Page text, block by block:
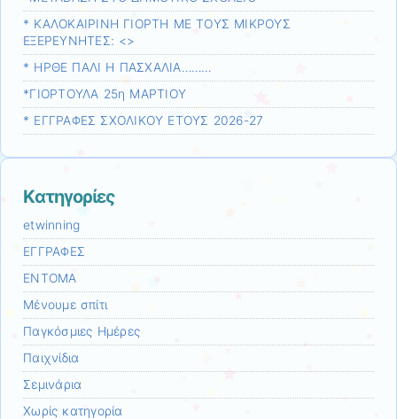
* ΚΑΛΟΚΑΙΡΙΝΗ ΓΙΟΡΤΗ ΜΕ ΤΟΥΣ ΜΙΚΡΟΥΣ
ΕΞΕΡΕΥΝΗΤΕΣ: <>
* ΗΡΘΕ ΠΑΛΙ Η ΠΑΣΧΑΛΙΑ………
*ΓΙΟΡΤΟΥΛΑ 25η ΜΑΡΤΙΟΥ
* ΕΓΓΡΑΦΕΣ ΣΧΟΛΙΚΟΥ ΕΤΟΥΣ 2026-27
Kατηγορίες
etwinning
ΕΓΓΡΑΦΕΣ
ΕΝΤΟΜΑ
Μένουμε σπίτι
Παγκόσμιες Ημέρες
Παιχνίδια
Σεμινάρια
Χωρίς κατηγορία